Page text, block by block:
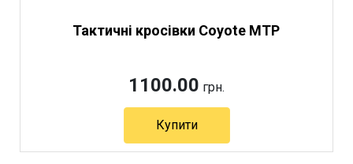
Тактичні кросівки Coyote MTP
1100.00 грн.
Купити